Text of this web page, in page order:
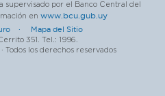
supervisado por el Banco Central del
en www.bcu.gub.uy
· Mapa del Sitio
351. Tel.: 1996.
Todos los derechos reservados